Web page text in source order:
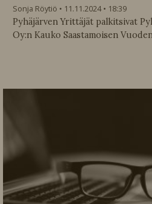
Sonja Röytiö 11.11.2024
18:39
Pyhäjärven Yrittäjät palkitsivat
Oy:n Kauko Saastamoisen